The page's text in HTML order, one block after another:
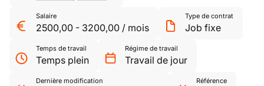
Salaire
2500,00 - 3200,00 / mois
Type de contrat
Job fixe
Temps de travail
Temps plein
Régime de travail
Travail de jour
Dernière modification Référence